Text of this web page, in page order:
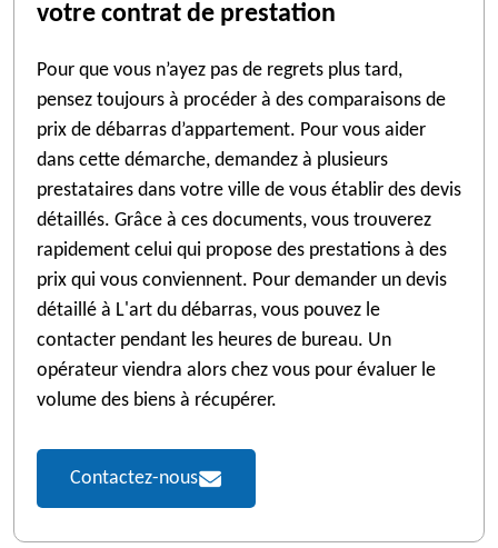
votre contrat de prestation
Pour que vous n’ayez pas de regrets plus tard,
pensez toujours à procéder à des comparaisons de
prix de débarras d’appartement. Pour vous aider
dans cette démarche, demandez à plusieurs
prestataires dans votre ville de vous établir des devis
détaillés. Grâce à ces documents, vous trouverez
rapidement celui qui propose des prestations à des
prix qui vous conviennent. Pour demander un devis
détaillé à L'art du débarras, vous pouvez le
contacter pendant les heures de bureau. Un
opérateur viendra alors chez vous pour évaluer le
volume des biens à récupérer.
Contactez-nous